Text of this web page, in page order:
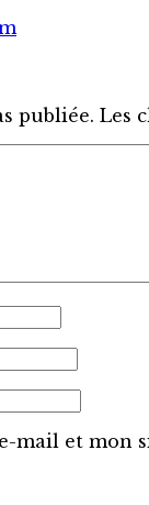
publiée. Les
mail et mon